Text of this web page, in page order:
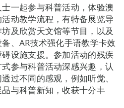
一起参与科普活动，体验澳
动教学流程，有特备展览导
及欣赏天文馆等节目，以及
、AR技术强化手语教学卡效
设施支援。参加活动的残疾
参与科普活动深感兴趣，认
过不同的感观，例如听觉、
与科普新知，收获十分丰